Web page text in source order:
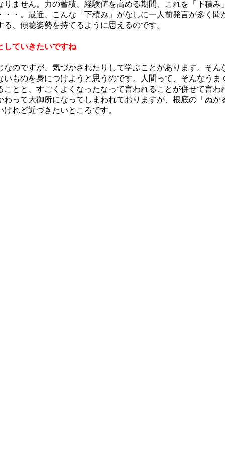
ません。力の蓄積、経験値を高める期間、これを「下積
・。最近、こんな「下積み」がなしに一人前発言が多く
、傾聴姿勢を持てるように思えるのです。
ていきたいですね
のですが、気づかされたりして学ぶことがあります。そ
ものを身につけようと思うのです。人間って、そんなう
とと、すごくよくなったなって言われることが併せて言
って大御所になってしまわれておりますが、根底の「ぬ
れど近づきたいところです。